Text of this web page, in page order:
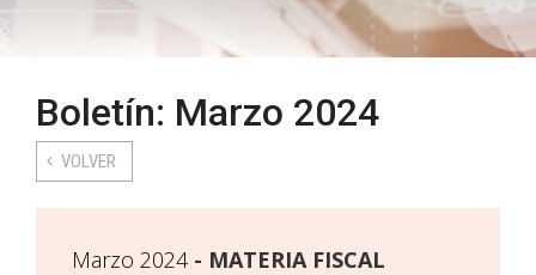
Boletín: Marzo 2024
VOLVER
Marzo 2024 MATERIA FISCAL